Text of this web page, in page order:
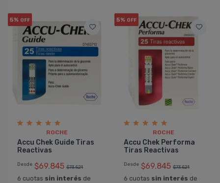
Accu Chek Performa Tiras
Es un producto de mucha utilidad. Es
necesario para el control del azúcar en
Mirta Sirley
Accu Chek
Excelente!!!
correcto con la
5% OFF
ROCHE
Accu Chek Guide Tiras
Reactivas
Desde $69.845 $73.521
6 cuotas sin interés de
5% OFF
ROCHE
Accu Chek Performa
Tiras Reactivas
Desde $69.845 $73.521
6 cuotas sin interés de